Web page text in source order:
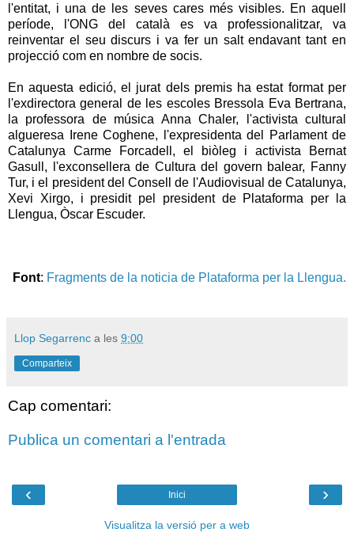
l'entitat, i una de les seves cares més visibles. En aquell
període, l'ONG del català es va professionalitzar, va
reinventar el seu discurs i va fer un salt endavant tant en
projecció com en nombre de socis.
En aquesta edició, el jurat dels premis ha estat format per
l'exdirectora general de les escoles Bressola Eva Bertrana,
la professora de música Anna Chaler, l'activista cultural
algueresa Irene Coghene, l'expresidenta del Parlament de
Catalunya Carme Forcadell, el biòleg i activista Bernat
Gasull, l'exconsellera de Cultura del govern balear, Fanny
Tur, i el president del Consell de l'Audiovisual de Catalunya,
Xevi Xirgo, i presidit pel president de Plataforma per la
Llengua, Òscar Escuder.
Font: Fragments de la noticia de Plataforma per la Llengua.
Llop Segarrenc a les 9:00
Comparteix
Cap comentari:
Publica un comentari a l'entrada
‹ ›
Inici
Visualitza la versió per a web